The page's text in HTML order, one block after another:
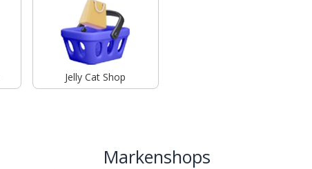
Jelly Cat Shop
Markenshops